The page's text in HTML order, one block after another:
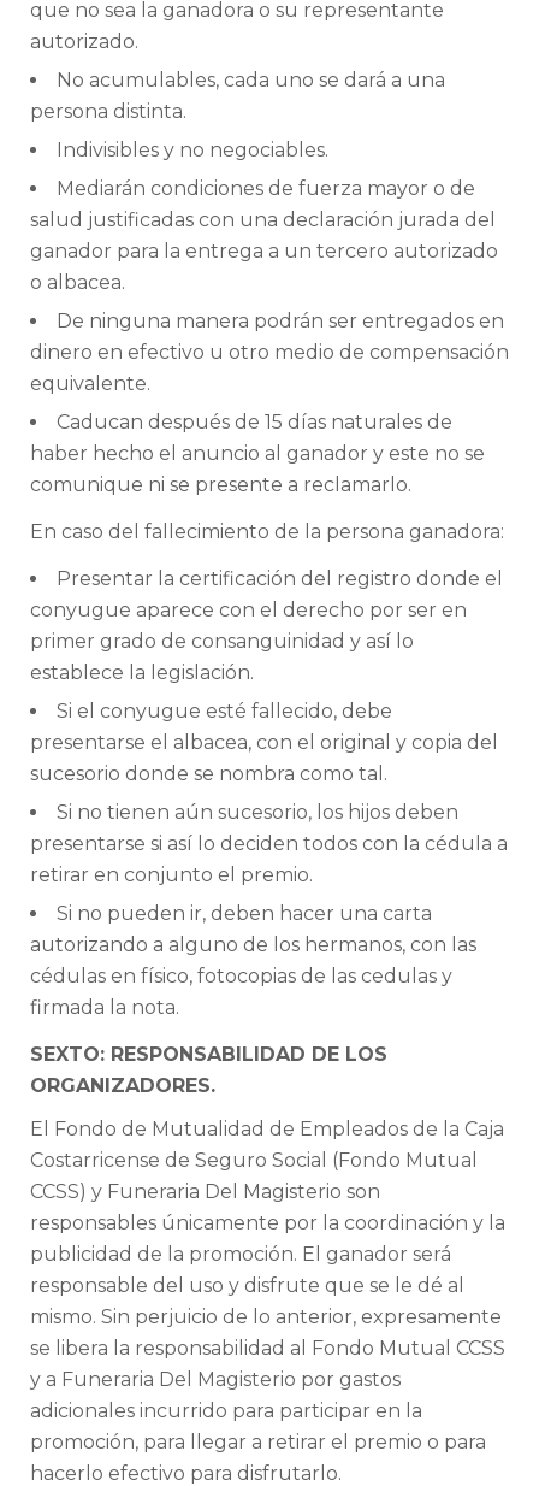
que no sea la ganadora o su representante
autorizado.
No acumulables, cada uno se dará a una
persona distinta.
Indivisibles y no negociables.
Mediarán condiciones de fuerza mayor o de
salud justificadas con una declaración jurada del
ganador para la entrega a un tercero autorizado
o albacea.
De ninguna manera podrán ser entregados en
dinero en efectivo u otro medio de compensación
equivalente.
Caducan después de 15 días naturales de
haber hecho el anuncio al ganador y este no se
comunique ni se presente a reclamarlo.
En caso del fallecimiento de la persona ganadora:
Presentar la certificación del registro donde el
conyugue aparece con el derecho por ser en
primer grado de consanguinidad y así lo
establece la legislación.
Si el conyugue esté fallecido, debe
presentarse el albacea, con el original y copia del
sucesorio donde se nombra como tal.
Si no tienen aún sucesorio, los hijos deben
presentarse si así lo deciden todos con la cédula a
retirar en conjunto el premio.
Si no pueden ir, deben hacer una carta
autorizando a alguno de los hermanos, con las
cédulas en físico, fotocopias de las cedulas y
firmada la nota.
SEXTO: RESPONSABILIDAD DE LOS
ORGANIZADORES.
El Fondo de Mutualidad de Empleados de la Caja
Costarricense de Seguro Social (Fondo Mutual
CCSS) y Funeraria Del Magisterio son
responsables únicamente por la coordinación y la
publicidad de la promoción. El ganador será
responsable del uso y disfrute que se le dé al
mismo. Sin perjuicio de lo anterior, expresamente
se libera la responsabilidad al Fondo Mutual CCSS
y a Funeraria Del Magisterio por gastos
adicionales incurrido para participar en la
promoción, para llegar a retirar el premio o para
hacerlo efectivo para disfrutarlo.